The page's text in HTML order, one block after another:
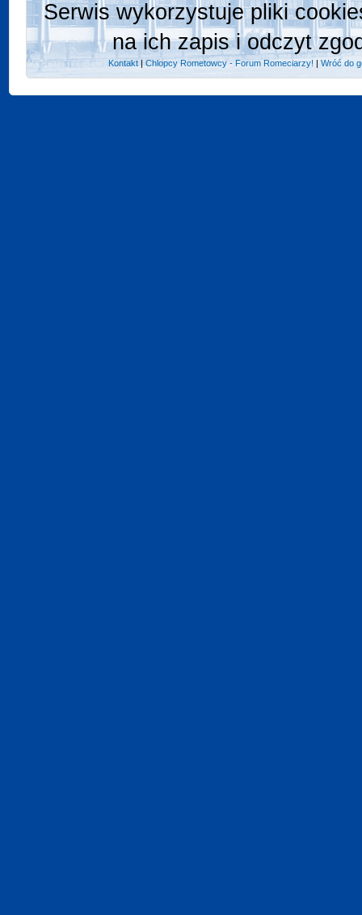
Serwis wykorzystuje pliki
na ich zapis i odczyt
Kontakt |Chlopcy Rometowcy - Forum Romeciarzy! |Wróć do